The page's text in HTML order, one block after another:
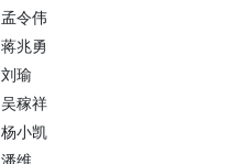
孟令伟
蒋兆勇
刘瑜
吴稼祥
杨小凯